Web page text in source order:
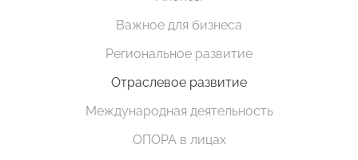
Важное для бизнеса
Региональное развитие
Отраслевое развитие
Международная деятельность
ОПОРА в лицах